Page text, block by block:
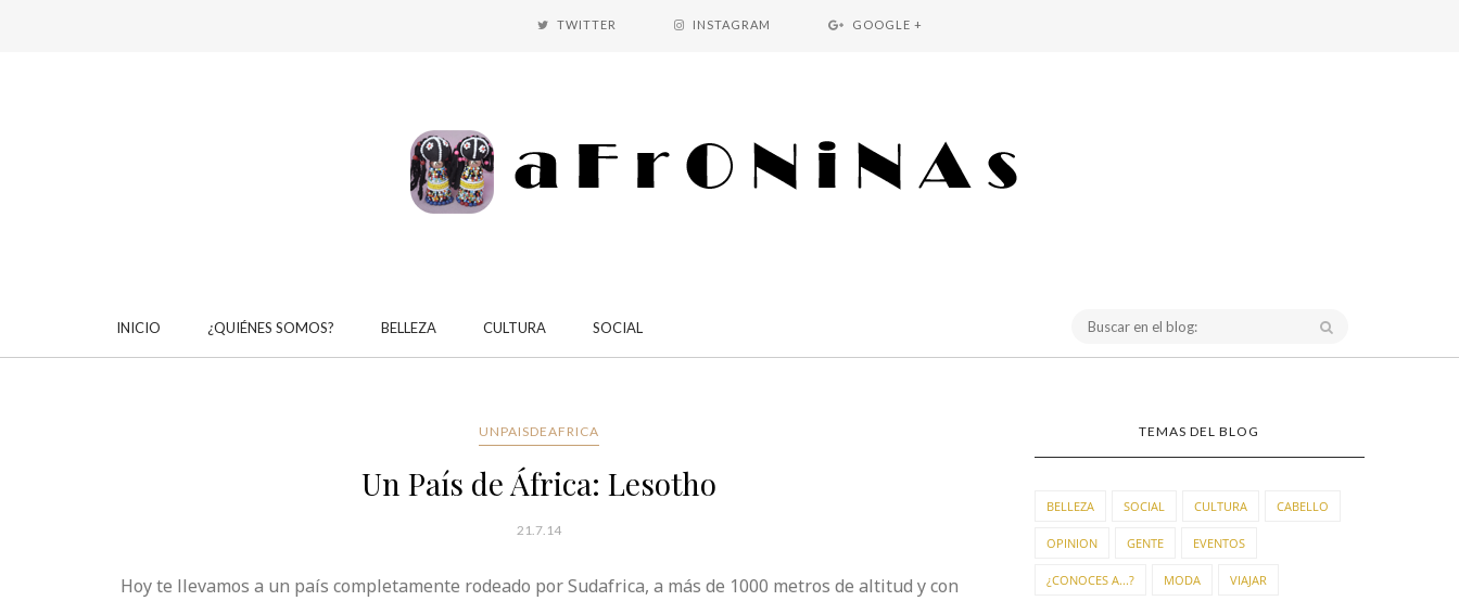
TWITTER INSTAGRAM GOOGLE +
INICIO ¿QUIÉNES SOMOS? BELLEZA CULTURA SOCIAL
UNPAISDEAFRICA
Un País de África: Lesotho
21.7.14
Hoy te llevamos a un país completamente rodeado por Sudafrica, a más de 1000 metros de altitud y con
TEMAS DEL BLOG
BELLEZA SOCIAL CULTURA CABELLO
OPINION GENTE EVENTOS
¿CONOCES A...? MODA VIAJAR